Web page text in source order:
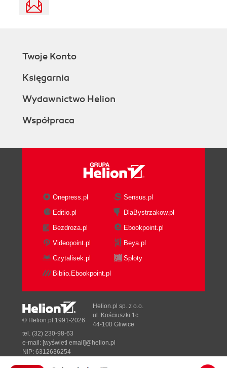
Twoje Konto
Księgarnia
Wydawnictwo Helion
Współpraca
Onepress.pl
Sensus.pl
Editio.pl
DlaBystrzakow.pl
Bezdroza.pl
Ebookpoint.pl
Videopoint.pl
Beya.pl
Czytalisek.pl
Sploty
Biblio.Ebookpoint.pl
© Helion.pl 1991-2026
Helion.pl sp. z o.o.
ul. Kościuszki 1c
44-100 Gliwice
tel. (32) 230-98-63
e-mail: [wyświetl email]@helion.pl
NIP: 6312636254